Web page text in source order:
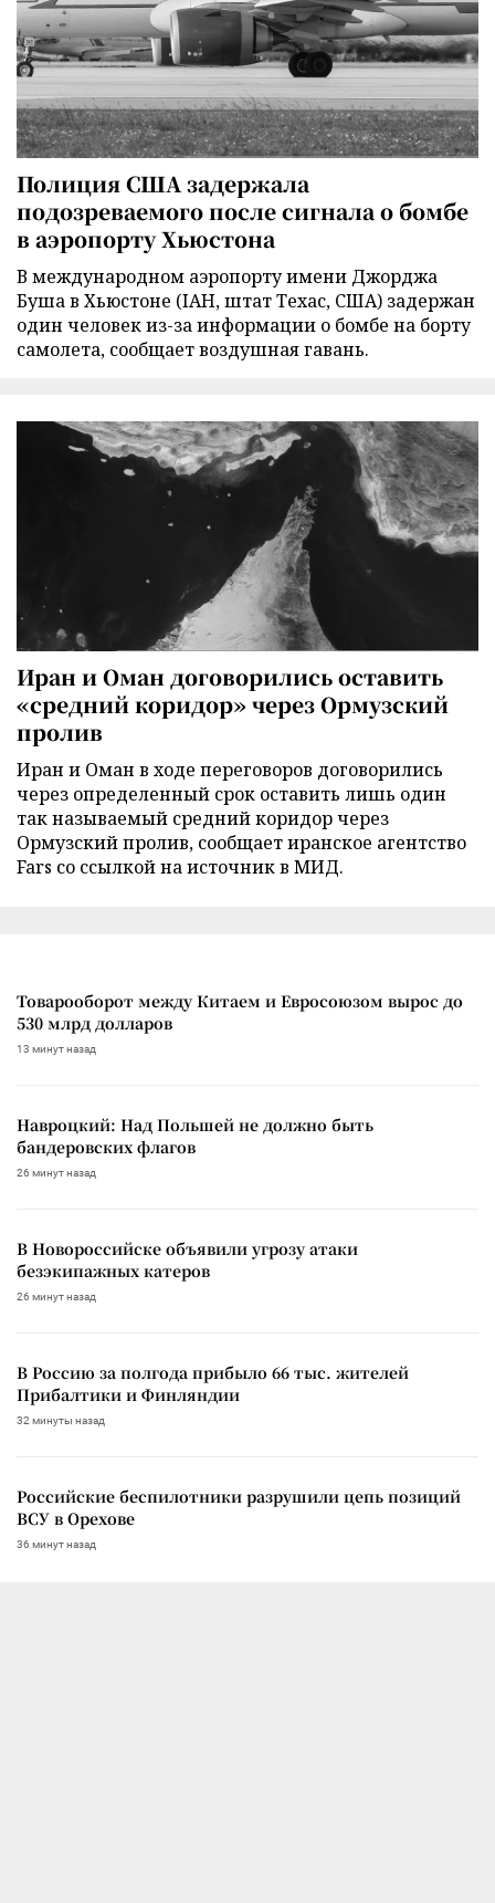
Полиция США задержала
подозреваемого после сигнала о бомбе
в аэропорту Хьюстона
В международном аэропорту имени Джорджа
Буша в Хьюстоне (IAH, штат Техас, США) задержан
один человек из-за информации о бомбе на борту
самолета, сообщает воздушная гавань.
Иран и Оман договорились оставить
«средний коридор» через Ормузский
пролив
Иран и Оман в ходе переговоров договорились
через определенный срок оставить лишь один
так называемый средний коридор через
Ормузский пролив, сообщает иранское агентство
Fars со ссылкой на источник в МИД.
Товарооборот между Китаем и Евросоюзом вырос до
530 млрд долларов
13 минут назад
Навроцкий: Над Польшей не должно быть
бандеровских флагов
26 минут назад
В Новороссийске объявили угрозу атаки
безэкипажных катеров
26 минут назад
В Россию за полгода прибыло 66 тыс. жителей
Прибалтики и Финляндии
32 минуты назад
Российские беспилотники разрушили цепь позиций
ВСУ в Орехове
36 минут назад